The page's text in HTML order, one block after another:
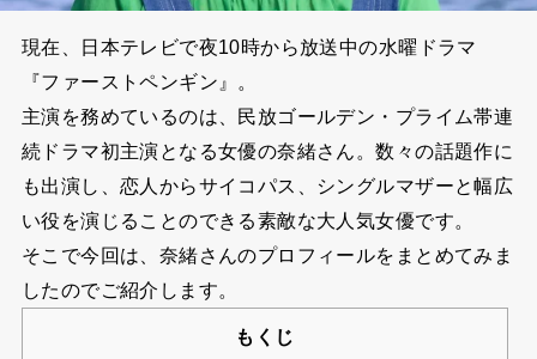
現在、日本テレビで夜10時から放送中の水曜ドラマ
『ファーストペンギン』。
主演を務めているのは、民放ゴールデン・プライム帯連
続ドラマ初主演となる女優の奈緒さん。数々の話題作に
も出演し、恋人からサイコパス、シングルマザーと幅広
い役を演じることのできる素敵な大人気女優です。
そこで今回は、奈緒さんのプロフィールをまとめてみま
したのでご紹介します。
もくじ